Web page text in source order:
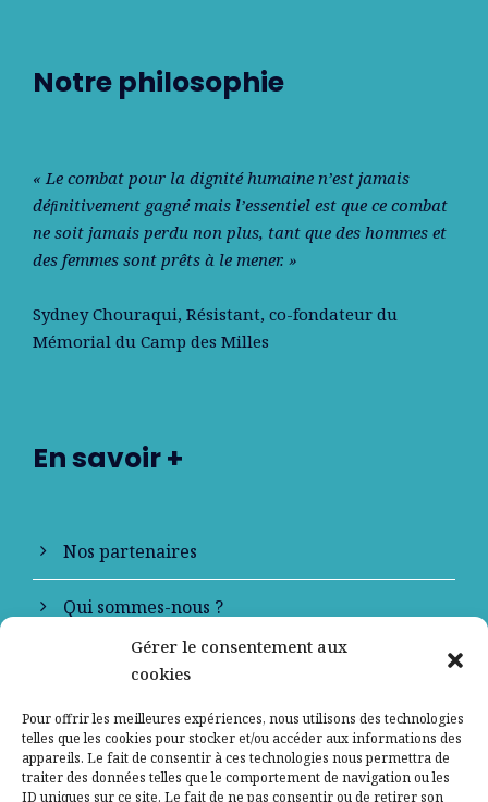
Gérer le consentement aux
cookies
Pour offrir les meilleures expériences, nous utilisons des technologies
telles que les cookies pour stocker et/ou accéder aux informations des
appareils. Le fait de consentir à ces technologies nous permettra de
traiter des données telles que le comportement de navigation ou les
ID uniques sur ce site. Le fait de ne pas consentir ou de retirer son
Notre philosophie
« Le combat pour la dignité humaine n’est jamais
déﬁnitivement gagné mais l’essentiel est que ce combat
ne soit jamais perdu non plus, tant que des hommes et
des femmes sont prêts à le mener. »
Sydney Chouraqui, Résistant, co-fondateur du
Mémorial du Camp des Milles
En savoir +
Nos partenaires
Qui sommes-nous ?
Contactez-nous
Mentions légales
Politique de confidentialité